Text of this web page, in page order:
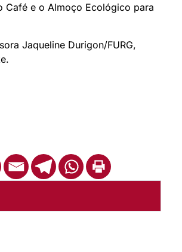
Café e o Almoço Ecológico para
Jaqueline Durigon/FURG,